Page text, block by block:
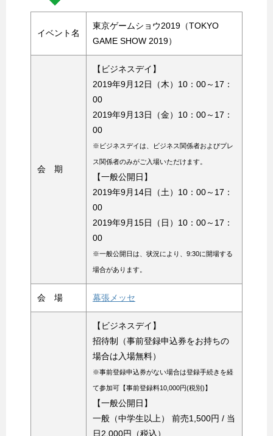
イベント名
東京ゲームショウ2019（TOKYO
GAME SHOW 2019）
会 期
【ビジネスデイ】
2019年9月12日（木）10：00～17：
00
2019年9月13日（金）10：00～17：
00
※ビジネスデイは、ビジネス関係者およびプレ
ス関係者のみがご入場いただけます。
【一般公開日】
2019年9月14日（土）10：00～17：
00
2019年9月15日（日）10：00～17：
00
※一般公開日は、状況により、9:30に開場する
場合があります。
会 場 幕張メッセ
【ビジネスデイ】
招待制（事前登録申込券をお持ちの
場合は入場無料）
※事前登録申込券がない場合は登録手続きを経
て参加可【事前登録料10,000円(税別)】
【一般公開日】
一般（中学生以上） 前売1,500円 / 当
日2,000円（税込）